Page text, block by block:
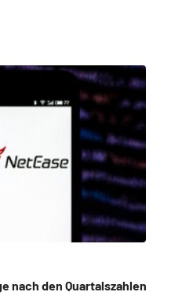
nach den Quartalszahlen